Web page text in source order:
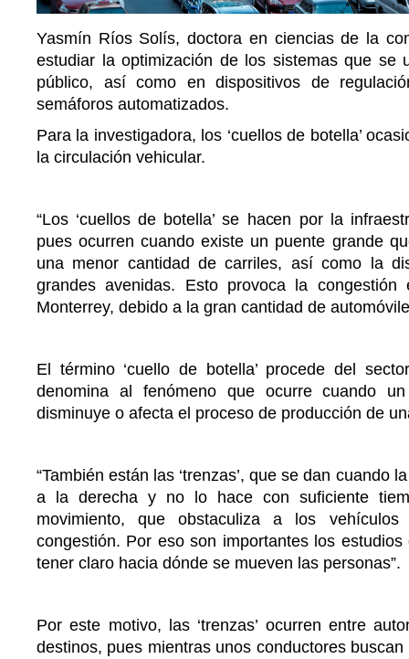
Yasmín Ríos Solís, doctora en ciencias de la
estudiar la optimización de los sistemas que se
público, así como en dispositivos de
semáforos automatizados.
Para la investigadora, los ‘cuellos de botella’
la circulación vehicular.
“Los ‘cuellos de botella’ se hacen por la
pues ocurren cuando existe un puente grande
una menor cantidad de carriles, así como la
grandes avenidas. Esto provoca la
Monterrey, debido a la gran cantidad de
El término ‘cuello de botella’ procede del
denomina al fenómeno que ocurre cuando
disminuye o afecta el proceso de producción de
“También están las ‘trenzas’, que se dan cuando
a la derecha y no lo hace con suficiente
movimiento, que obstaculiza a los vehículos
congestión. Por eso son importantes los
tener claro hacia dónde se mueven las personas”.
Por este motivo, las ‘trenzas’ ocurren entre
destinos, pues mientras unos conductores